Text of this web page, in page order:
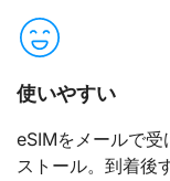
使いやすい
eSIMをメールで受
ストール。到着後